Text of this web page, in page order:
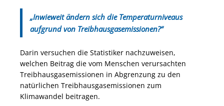
„Inwieweit ändern sich die Temperaturniveaus
aufgrund von Treibhausgasemissionen?“
Darin versuchen die Statistiker nachzuweisen,
welchen Beitrag die vom Menschen verursachten
Treibhausgasemissionen in Abgrenzung zu den
natürlichen Treibhausgasemissionen zum
Klimawandel beitragen.